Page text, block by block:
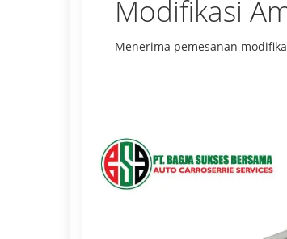
Modifikasi
Menerima pemesanan